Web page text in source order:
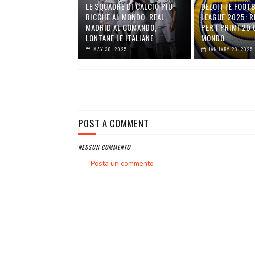
LE SQUADRE DI CALCIO PIÙ
RICCHE AL MONDO. REAL
MADRID AL COMANDO,
LONTANE LE ITALIANE
MAY 30, 2025
DELOITTE
LEAGUE 2025:
PER I PRIMI 20
MONDO
JANUARY 23, 2025
POST A COMMENT
NESSUN COMMENTO
Posta un commento